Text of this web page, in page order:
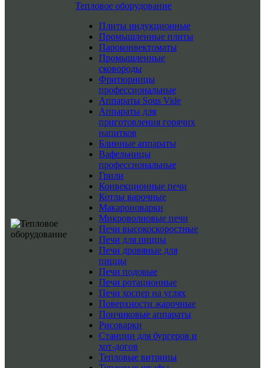
Тепловое оборудование
Плиты индукционные
Промышленные плиты
Пароконвектоматы
Промышленные
сковороды
Фритюрницы
профессиональные
Аппараты Sous Vide
Аппараты для
приготовления горячих
напитков
Блинные аппараты
Вафельницы
профессиональные
Грили
Конвекционные печи
Котлы варочные
Макароноварки
Микроволновые печи
Печи высокоскоростные
Печи для пиццы
Печи дровяные для
пиццы
Печи подовые
Печи ротационные
Печи хоспер на углях
Поверхности жарочные
Пончиковые аппараты
Рисоварки
Станции для бургеров и
хот-догов
Тепловые витрины